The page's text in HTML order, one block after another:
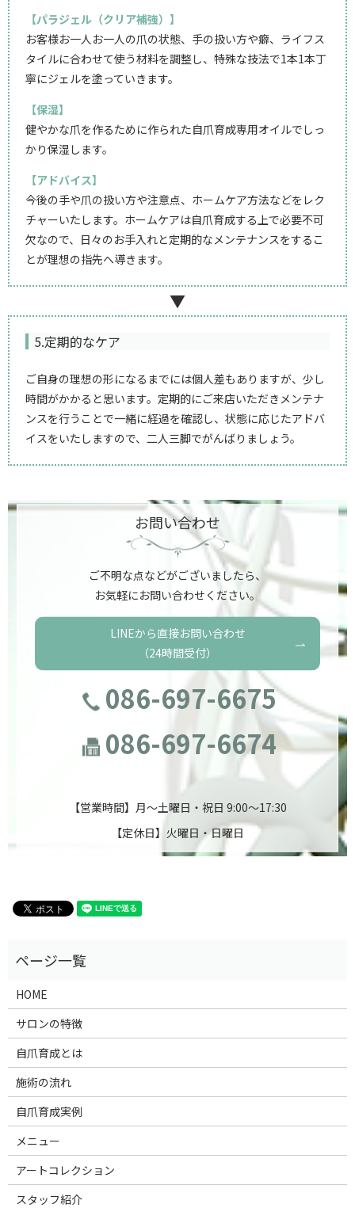
【パラジェル（クリア補強）】
お客様お一人お一人の爪の状態、手の扱い方や癖、ライフス
タイルに合わせて使う材料を調整し、特殊な技法で1本1本丁
寧にジェルを塗っていきます。
【保湿】
健やかな爪を作るために作られた自爪育成専用オイルでしっ
かり保湿します。
【アドバイス】
今後の手や爪の扱い方や注意点、ホームケア方法などをレク
チャーいたします。ホームケアは自爪育成する上で必要不可
欠なので、日々のお手入れと定期的なメンテナンスをするこ
とが理想の指先へ導きます。
▼
5.定期的なケア
ご自身の理想の形になるまでには個人差もありますが、少し
時間がかかると思います。定期的にご来店いただきメンテナ
ンスを行うことで一緒に経過を確認し、状態に応じたアドバ
イスをいたしますので、二人三脚でがんばりましょう。
お問い合わせ
ご不明な点などがございましたら、
お気軽にお問い合わせください。
LINEから直接お問い合わせ
（24時間受付）
086-697-6675
086-697-6674
【営業時間】月～土曜日・祝日 9:00～17:30
【定休日】火曜日・日曜日
HOME
サロンの特徴
自爪育成とは
施術の流れ
自爪育成実例
メニュー
アートコレクション
スタッフ紹介